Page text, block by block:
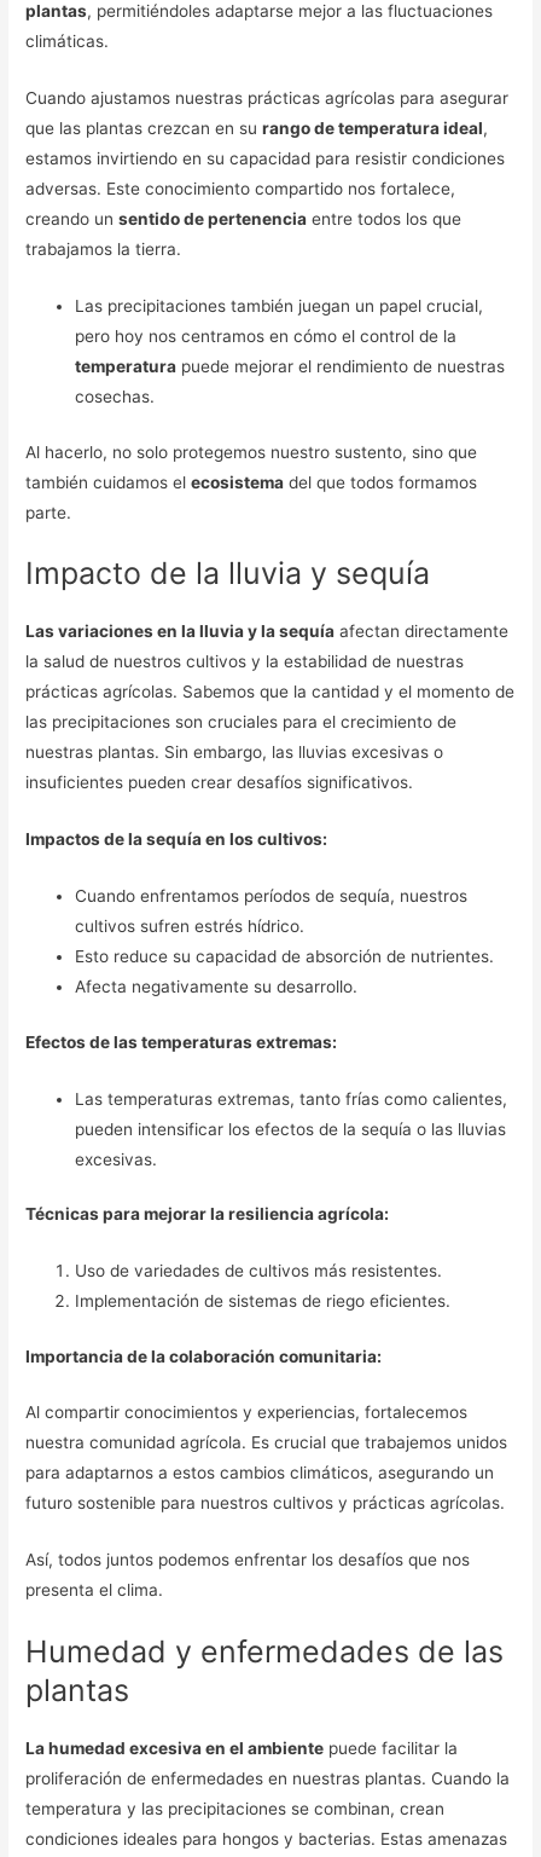
plantas, permitiéndoles adaptarse mejor a las fluctuaciones
climáticas.
Cuando ajustamos nuestras prácticas agrícolas para asegurar
que las plantas crezcan en surango de temperatura ideal,
estamos invirtiendo en su capacidad para resistir condiciones
adversas. Este conocimiento compartido nos fortalece,
creando unsentido de pertenencia entre todos los que
trabajamos la tierra.
Las precipitaciones también juegan un papel crucial,
pero hoy nos centramos en cómo el control de la
temperatura puede mejorar el rendimiento de nuestras
cosechas.
Al hacerlo, no solo protegemos nuestro sustento, sino que
también cuidamos elecosistema del que todos formamos
parte.
Impacto de la lluvia y sequía
Las variaciones en la lluvia y la sequía afectan directamente
la salud de nuestros cultivos y la estabilidad de nuestras
prácticas agrícolas. Sabemos que la cantidad y el momento de
las precipitaciones son cruciales para el crecimiento de
nuestras plantas. Sin embargo, las lluvias excesivas o
insuficientes pueden crear desafíos significativos.
Impactos de la sequía en los cultivos:
Cuando enfrentamos períodos de sequía, nuestros
cultivos sufren estrés hídrico.
Esto reduce su capacidad de absorción de nutrientes.
Afecta negativamente su desarrollo.
Efectos de las temperaturas extremas:
Las temperaturas extremas, tanto frías como calientes,
pueden intensificar los efectos de la sequía o las lluvias
excesivas.
Técnicas para mejorar la resiliencia agrícola:
Uso de variedades de cultivos más resistentes.
Implementación de sistemas de riego eficientes.
Importancia de la colaboración comunitaria:
Al compartir conocimientos y experiencias, fortalecemos
nuestra comunidad agrícola. Es crucial que trabajemos unidos
para adaptarnos a estos cambios climáticos, asegurando un
futuro sostenible para nuestros cultivos y prácticas agrícolas.
Así, todos juntos podemos enfrentar los desafíos que nos
presenta el clima.
Humedad y enfermedades de las
plantas
La humedad excesiva en el ambiente puede facilitar la
proliferación de enfermedades en nuestras plantas. Cuando la
temperatura y las precipitaciones se combinan, crean
condiciones ideales para hongos y bacterias. Estas amenazas